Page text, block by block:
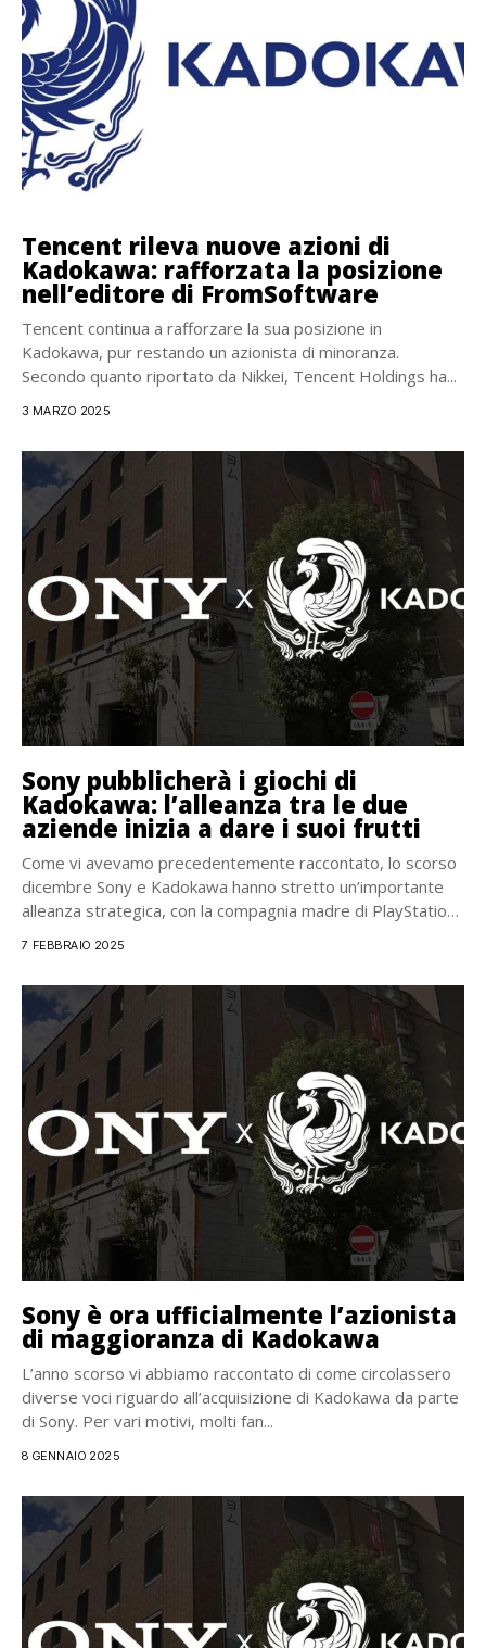
Tencent rileva nuove azioni di
Kadokawa: rafforzata la posizione
nell’editore di FromSoftware
Tencent continua a rafforzare la sua posizione in
Kadokawa, pur restando un azionista di minoranza.
Secondo quanto riportato da Nikkei, Tencent Holdings ha...
3 MARZO 2025
Sony pubblicherà i giochi di
Kadokawa: l’alleanza tra le due
aziende inizia a dare i suoi frutti
Come vi avevamo precedentemente raccontato, lo scorso
dicembre Sony e Kadokawa hanno stretto un’importante
alleanza strategica, con la compagnia madre di PlayStation
7 FEBBRAIO 2025
Sony è ora ufficialmente l’azionista
di maggioranza di Kadokawa
L’anno scorso vi abbiamo raccontato di come circolassero
diverse voci riguardo all’acquisizione di Kadokawa da parte
di Sony. Per vari motivi, molti fan...
8 GENNAIO 2025